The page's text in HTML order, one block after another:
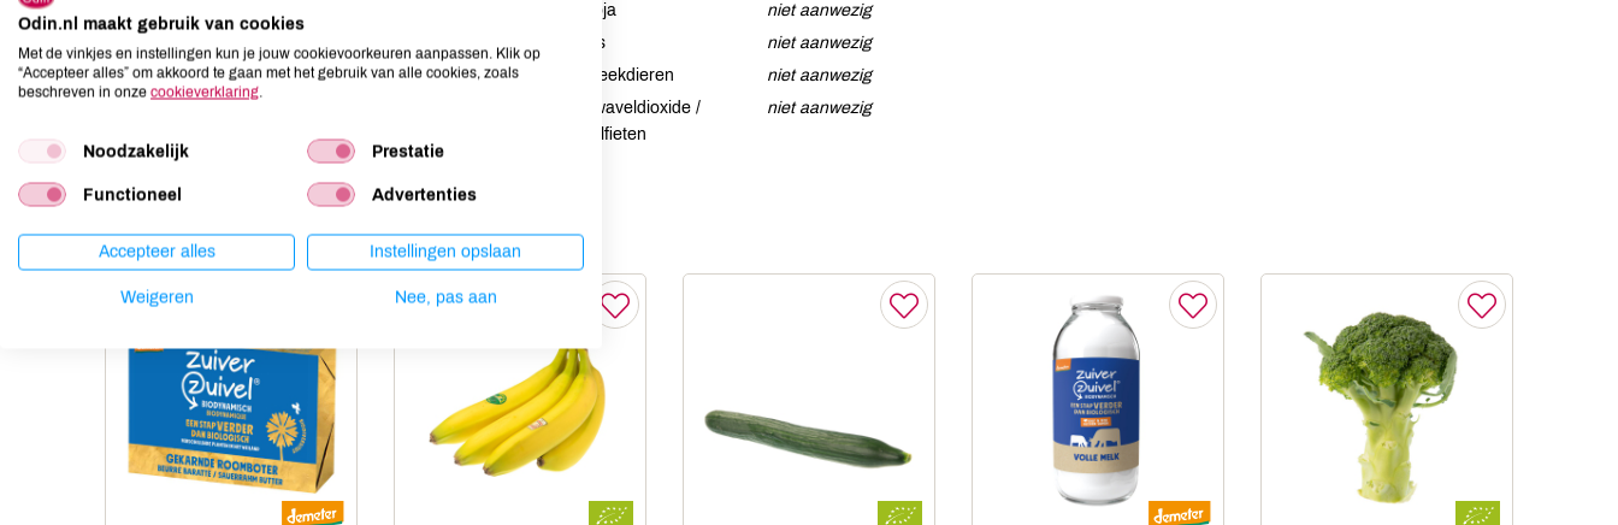
Lactose
aanwezig
Lupine
niet aanwezig
Mosterd
niet aanwezig
Soja
niet aanwezig
Vis
niet aanwezig
Weekdieren
niet aanwezig
Zwaveldioxide /
sulfieten
niet aanwezig
Odin.nl maakt gebruik van cookies
Met de vinkjes en instellingen kun je jouw cookievoorkeuren aanpassen. Klik op
“Accepteer alles” om akkoord te gaan met het gebruik van alle cookies, zoals
beschreven in onze cookieverklaring.
Noodzakelijk Prestatie
Functioneel Advertenties
Accepteer alles Instellingen opslaan
Weigeren Nee, pas aan